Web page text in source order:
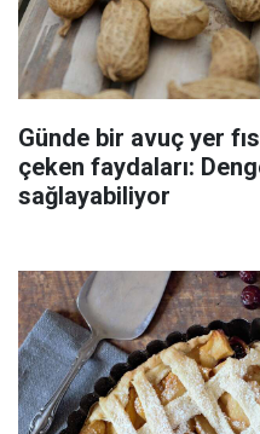
Günde bir avuç yer
çeken faydaları:
sağlayabiliyor